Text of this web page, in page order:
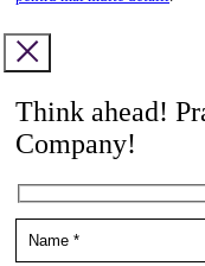
Think ahead!
Company!